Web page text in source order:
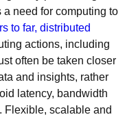
need for computing to
to far, distributed
actions, including
often be taken closer
and insights, rather
latency, bandwidth
Flexible, scalable and